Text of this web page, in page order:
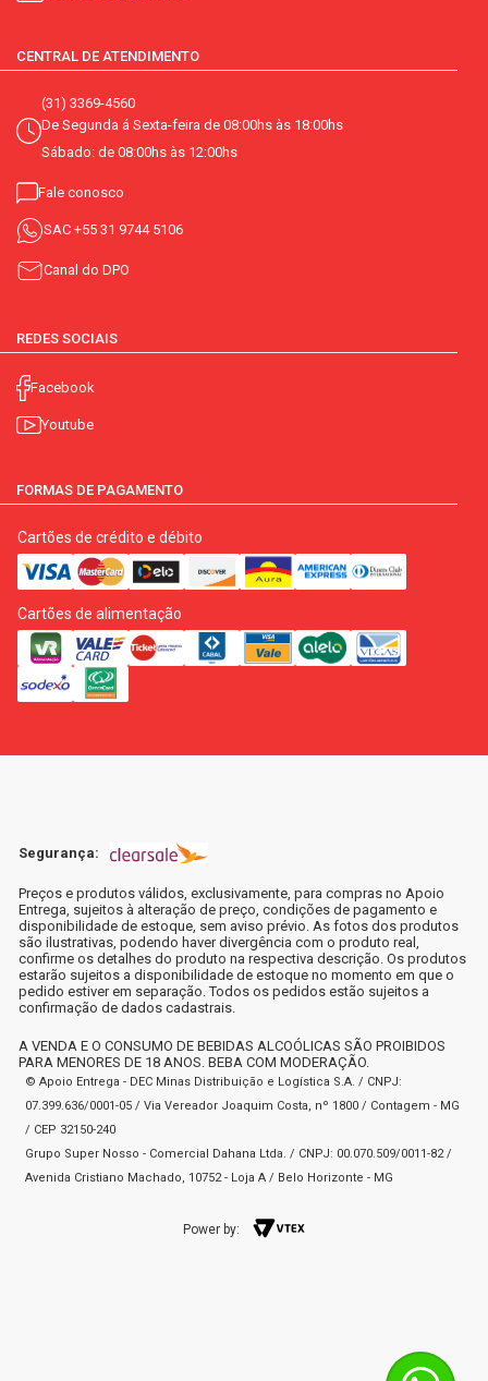
CENTRAL DE ATENDIMENTO
(31) 3369-4560
De Segunda á Sexta-feira de 08:00hs às 18:00hs
Sábado: de 08:00hs às 12:00hs
Fale conosco
SAC +55 31 9744 5106
Canal do DPO
REDES SOCIAIS
Facebook
Youtube
FORMAS DE PAGAMENTO
Cartões de crédito e débito
Cartões de alimentação
Segurança:
Preços e produtos válidos, exclusivamente, para compras no Apoio
Entrega, sujeitos à alteração de preço, condições de pagamento e
disponibilidade de estoque, sem aviso prévio. As fotos dos produtos
são ilustrativas, podendo haver divergência com o produto real,
confirme os detalhes do produto na respectiva descrição. Os produtos
estarão sujeitos a disponibilidade de estoque no momento em que o
pedido estiver em separação. Todos os pedidos estão sujeitos a
confirmação de dados cadastrais.
A VENDA E O CONSUMO DE BEBIDAS ALCOÓLICAS SÃO PROIBIDOS
PARA MENORES DE 18 ANOS. BEBA COM MODERAÇÃO.
© Apoio Entrega - DEC Minas Distribuição e Logística S.A. / CNPJ:
07.399.636/0001-05 / Via Vereador Joaquim Costa, nº 1800 / Contagem - MG
/ CEP 32150-240
Grupo Super Nosso - Comercial Dahana Ltda. / CNPJ: 00.070.509/0011-82 /
Avenida Cristiano Machado, 10752 - Loja A / Belo Horizonte - MG
Power by: